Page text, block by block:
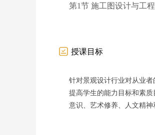
第1节 施工图设计与工
授课目标
针对景观设计行业对从业
提高学生的能力目标和素
意识、艺术修养、人文精神